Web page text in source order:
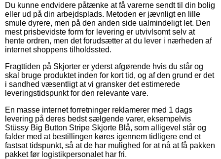
Du kunne endvidere påtænke at få varerne sendt til din bolig
eller ud på din arbejdsplads. Metoden er jævnligt en lille
smule dyrere, men på den anden side ualmindeligt let. Den
mest prisbevidste form for levering er utvivlsomt selv at
hente ordren, men det forudsætter at du lever i nærheden af
internet shoppens tilholdssted.
Fragttiden på Skjorter er yderst afgørende hvis du står og
skal bruge produktet inden for kort tid, og af den grund er det
i sandhed væsentligt at vi gransker det estimerede
leveringstidspunkt for den relevante vare.
En masse internet forretninger reklamerer med 1 dags
levering på deres bedst sælgende varer, eksempelvis
Stüssy Big Button Stripe Skjorte Blå, som alligevel står og
falder med at bestillingen køres igennem tidligere end et
fastsat tidspunkt, så at de har mulighed for at nå at få pakken
pakket før logistikpersonalet har fri.